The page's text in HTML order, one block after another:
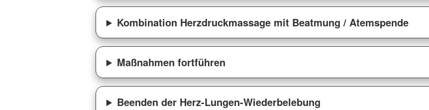
Kombination Herzdruckmassage mit Beatmung / Atemspende
Maßnahmen fortführen
Beenden der Herz-Lungen-Wiederbelebung